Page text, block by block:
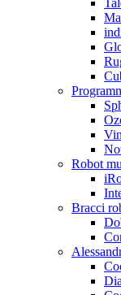
Robot
Bracci